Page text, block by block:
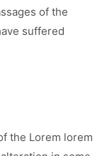
of the
suffered
the Lorem lorem